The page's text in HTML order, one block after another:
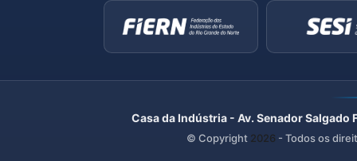
Casa da Indústria - Av. Senador
© Copyright 2026 - Todos os